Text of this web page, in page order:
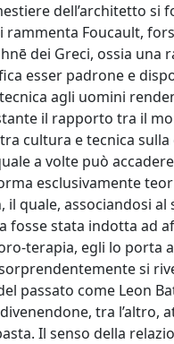
dell’architetto
Foucault,
dei Greci, ossia
esser padrone e
agli uomini
il rapporto tra il
cultura e tecnica
a volte può
esclusivamente
quale, associandosi
fosse stata indotta ad
terapia, egli lo porta
si
passato come Leon
tra l’altro,
Il senso della